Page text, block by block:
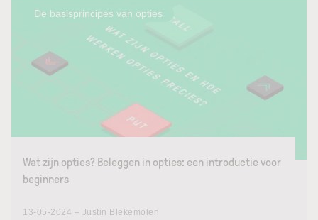
De basisprincipes van opties
Wat zijn opties? Beleggen in opties: een introductie voor
beginners
13-05-2024 – Justin Blekemolen